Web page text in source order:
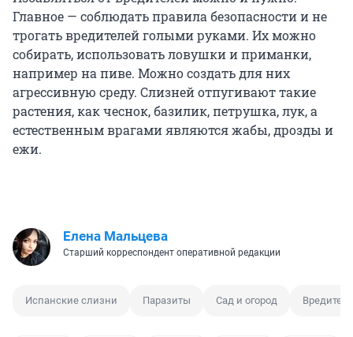
Главное — соблюдать правила безопасности и не
трогать вредителей голыми руками. Их можно
собирать, использовать ловушки и приманки,
например на пиве. Можно создать для них
агрессивную среду. Слизней отпугивают такие
растения, как чеснок, базилик, петрушка, лук, а
естественным врагами являются жабы, дрозды и
ежи.
Елена Мальцева
Старший корреспондент оперативной редакции
Испанские слизни Паразиты Сад и огород Вредитель